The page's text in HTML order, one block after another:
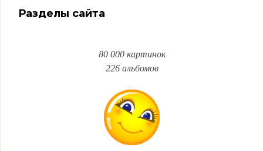
Разделы сайта
80 000 картинок
226 альбомов